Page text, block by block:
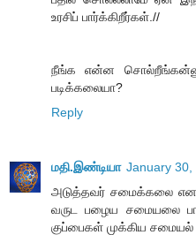
உரசிப் பார்க்கிறீர்கள்.//
நீங்க என்ன சொல்றீங்கன்னு
படிக்கலையா?
Reply
மதி.இண்டியா January 30,
அடுத்தவர் சமைக்கலை என
வருட பழைய சமையலை
குப்பைகள் முக்கிய